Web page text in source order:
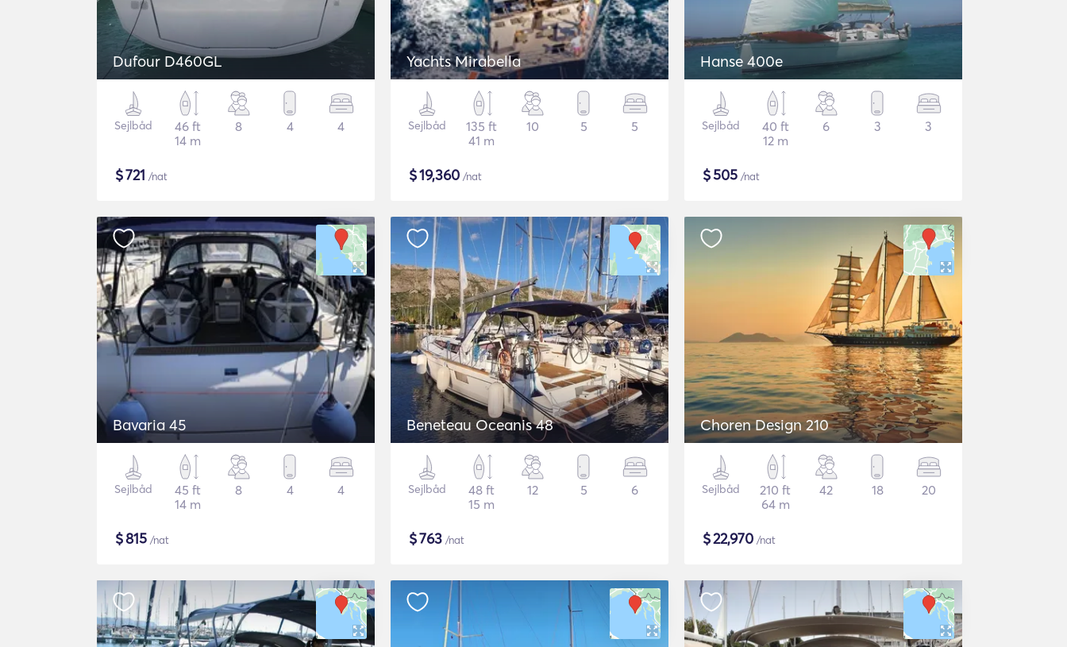
Dufour D460GL
Sejlbåd
46 ft
14 m
8 4 4
$721 /nat
Yachts Mirabella
Sejlbåd
135 ft
41 m
10 5 5
$19,360 /nat
Hanse 400e
Sejlbåd
40 ft
12 m
6 3 3
$505 /nat
Bavaria 45
Sejlbåd
45 ft
14 m
8 4 4
$815 /nat
Beneteau Oceanis 48
Sejlbåd
48 ft
15 m
12 5 6
$763 /nat
Choren Design 210
Sejlbåd
210 ft
64 m
42 18 20
$22,970 /nat